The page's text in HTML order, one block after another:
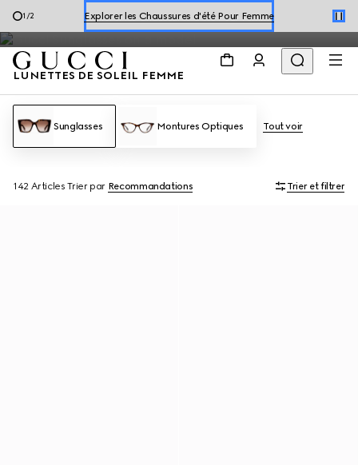
2 /2 Explore les Chaussures d'été Pour Homme
Explorer les Chaussures d'été Pour Femme
modèles, notamment des lunettes
montures
œil-de-chat.
LUNETTES DE SOLEIL FEMME
Sunglasses Montures Optiques Tout voir
142 Articles Trier par Recommandations Trier et filtrer